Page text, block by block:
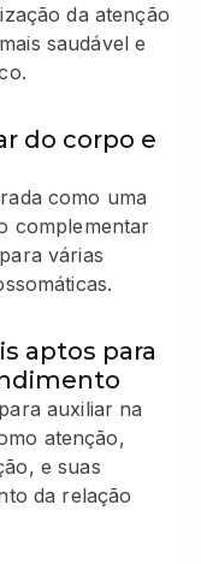
da atenção
saudável e
do corpo e
como uma
complementar
várias
aptos para
auxiliar na
atenção,
e suas
da relação